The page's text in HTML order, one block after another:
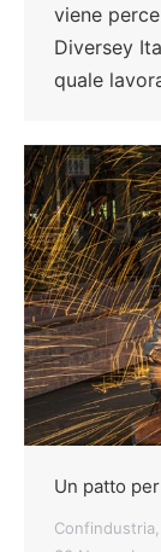
viene
Diversey
quale
Un patto
Confindustria